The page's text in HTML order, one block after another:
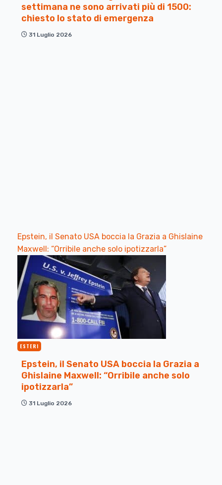
settimana ne sono arrivati più di 1500:
chiesto lo stato di emergenza
31 Luglio 2026
Epstein, il Senato USA boccia la Grazia a Ghislaine
Maxwell: “Orribile anche solo ipotizzarla”
ESTERI
Epstein, il Senato USA boccia la Grazia a
Ghislaine Maxwell: “Orribile anche solo
ipotizzarla”
31 Luglio 2026